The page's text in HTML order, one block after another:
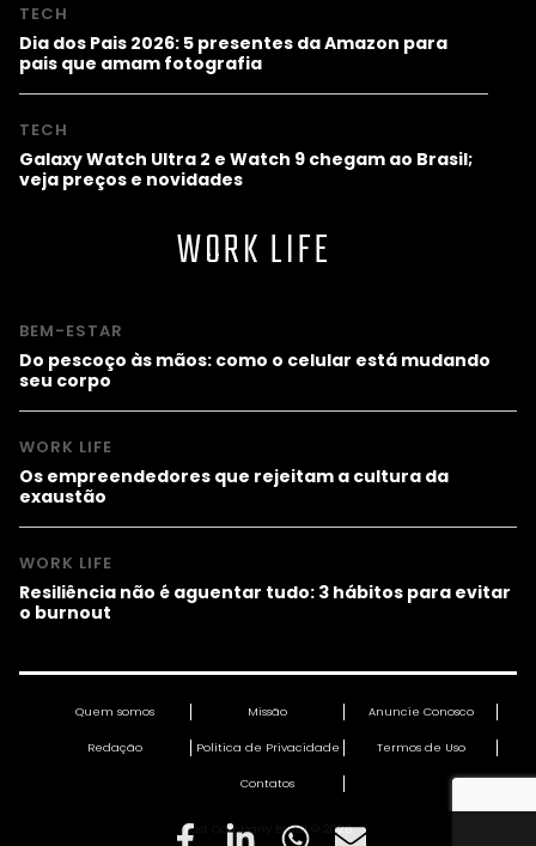
TECH
Dia dos Pais 2026: 5 presentes da Amazon para
pais que amam fotografia
TECH
Galaxy Watch Ultra 2 e Watch 9 chegam ao Brasil;
veja preços e novidades
WORK LIFE
BEM-ESTAR
Do pescoço às mãos: como o celular está mudando
seu corpo
WORK LIFE
Os empreendedores que rejeitam a cultura da
exaustão
WORK LIFE
Resiliência não é aguentar tudo: 3 hábitos para evitar
o burnout
Quem somos Missão Anuncie Conosco
Redação Política de Privacidade Termos de Uso
Contatos
Fast Company Brasil © 2026